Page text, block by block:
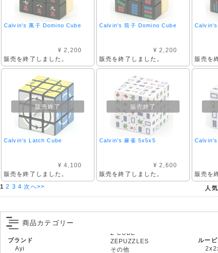
Calvin's 萬子 Domino Cube
¥ 2,200
販売を終了しました。
Calvin's 筒子 Domino Cube
¥ 2,200
販売を終了しました。
Calvin's
販売を
販売終了
Calvin's Latch Cube
¥ 4,100
販売を終了しました。
販売終了
Calvin's 麻雀 5x5x5
¥ 2,600
販売を終了しました。 販売を
人
1 2 3 4 次へ>>
商品カテゴリー
ブランド
Ayi
ZEPUZZLES
その他
ルー